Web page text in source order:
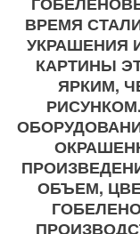
ВРЕМЯ
УКРАШЕНИЯ
КАРТИНЫ
ЯРКИМ,
ОБЪЕМ,